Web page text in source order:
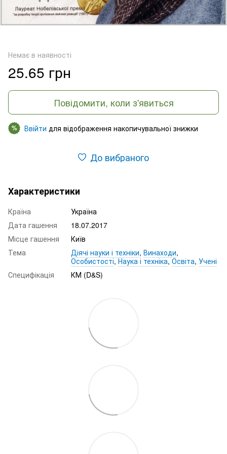
Немає в наявності
25.65 грн
Повідомити, коли з'явиться
% Ввійти для відображення накопичувальної знижки
До вибраного
Характеристики
Країна
Україна
Дата гашення
18.07.2017
Місце гашення
Київ
Тема
Діячі науки і техніки, Винаходи,
Особистості,Наука і техніка,Освіта, Учені
Специфікація
КМ (D&S)